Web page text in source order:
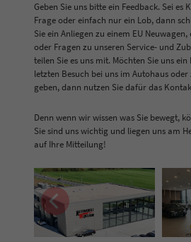
Geben Sie uns bitte ein Feedback. Sei es
Frage oder einfach nur ein Lob, dann
Sie ein Anliegen zu einem EU
oder Fragen zu unseren Service- und
teilen Sie es uns mit. Möchten Sie uns
letzten Besuch bei uns im Autohaus
geben, dann nutzen Sie dafür das
Denn wenn wir wissen was Sie bewegt,
Sie sind uns wichtig und liegen uns am
auf Ihre Mitteilung!